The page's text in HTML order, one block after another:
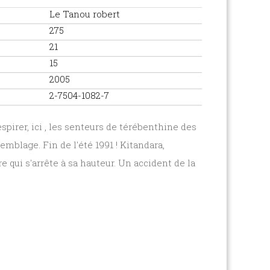
Le Tanou robert
275
21
15
2005
2-7504-1082-7
ici , les senteurs de térébenthine des
Fin de l'été 1991 ! Kitandara,
qui s'arrête à sa hauteur. Un accident de la